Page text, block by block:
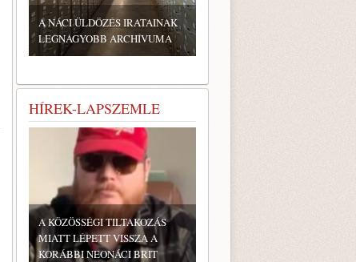
A NÁCI ÜLDÖZÉS IRATAINAK
LEGNAGYOBB ARCHÍVUMA
HÍREK-LAPSZEMLE
A KÖZÖSSÉGI TILTAKOZÁS
MIATT LÉPETT VISSZA A
KORÁBBI NEONÁCI BRIT